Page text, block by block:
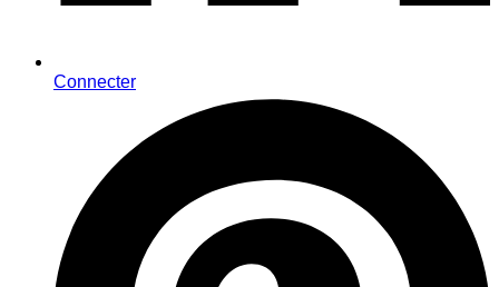
Connecter